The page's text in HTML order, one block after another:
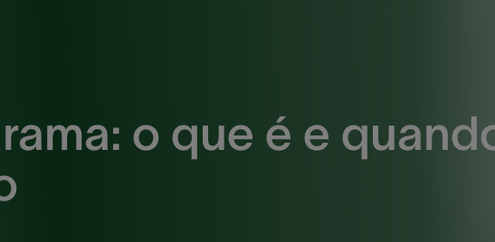
o que é e